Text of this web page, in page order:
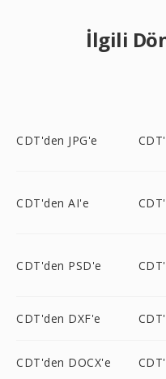
İlgili
CDT'den JPG'e
CDT'den AI'e
CDT'den PSD'e
CDT'den DXF'e
CDT'den DOCX'e